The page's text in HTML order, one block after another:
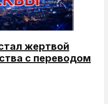
жертвой
с переводом